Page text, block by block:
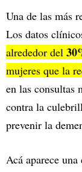
Una de las más
Los datos
alrededor del
mujeres que la
en las consultas
contra la
prevenir la
Acá aparece